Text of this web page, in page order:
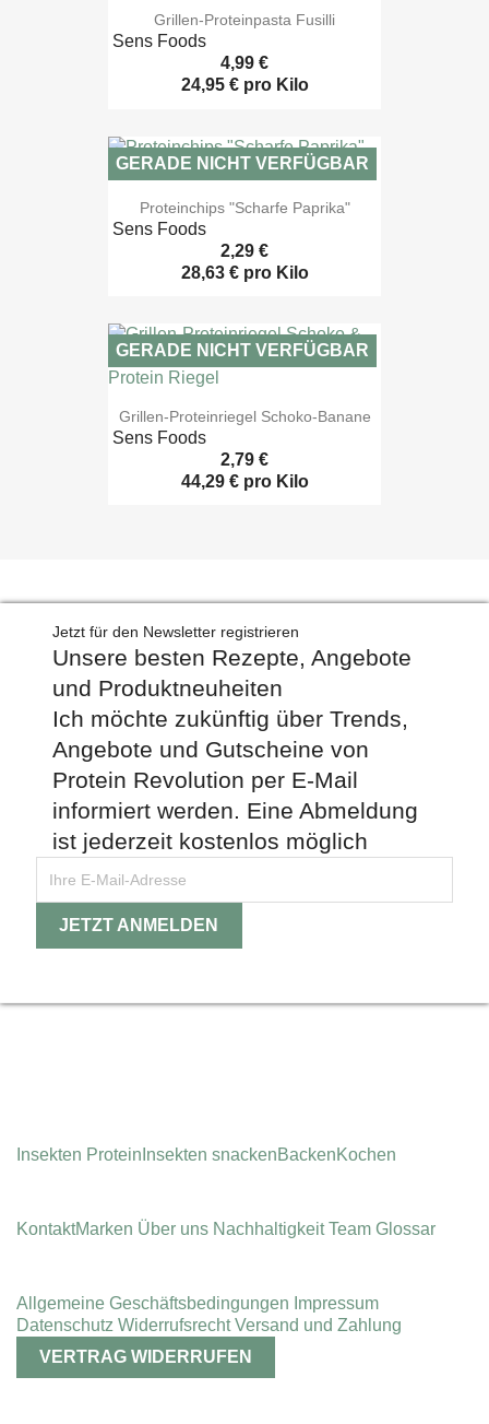
 Vorschau
Grillen-Proteinpasta Fusilli
Sens Foods
4,99 €
24,95 € pro Kilo
 Vorschau
Proteinchips "Scharfe Paprika"
Sens Foods
2,29 €
28,63 € pro Kilo
GERADE NICHT VERFÜGBAR
 Vorschau
Grillen-Proteinriegel Schoko-Banane
Sens Foods
2,79 €
44,29 € pro Kilo
GERADE NICHT VERFÜGBAR
Jetzt für den Newsletter registrieren
Unsere besten Rezepte, Angebote
und Produktneuheiten
Ich möchte zukünftig über Trends,
Angebote und Gutscheine von
Protein Revolution per E-Mail
informiert werden. Eine Abmeldung
ist jederzeit kostenlos möglich
Insekten Protein Insekten snackenBackenKochen
KontaktMarken Über uns NachhaltigkeitTeam Glossar
Allgemeine Geschäfts­bedingungen Impressum
Datenschutz WiderrufsrechtVersand und Zahlung
VERTRAG WIDERRUFEN